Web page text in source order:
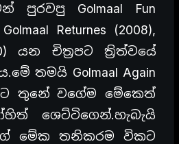
පුරවපු Golmaal Fun
Returnes (2008),
යන චිත්‍රපට ත්‍රිත්වයේ
තමයි Golmaal Again
තුනේ වගේම මේකෙත්
ශෙට්ටිගෙන්.හැබැයි
මේක තනිකරම විකට